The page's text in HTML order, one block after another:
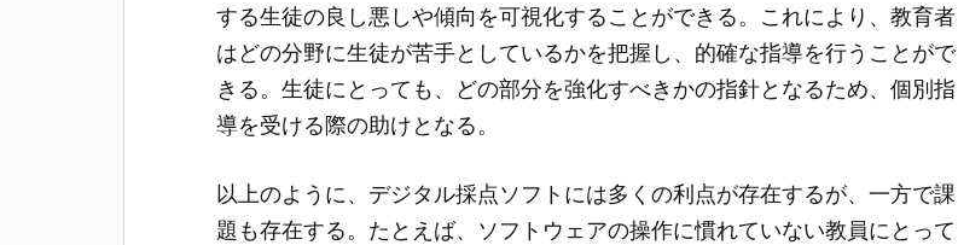
する生徒の良し悪しや傾向を可視化することができる。これにより、教育者
はどの分野に生徒が苦手としているかを把握し、的確な指導を行うことがで
きる。生徒にとっても、どの部分を強化すべきかの指針となるため、個別指
導を受ける際の助けとなる。
以上のように、デジタル採点ソフトには多くの利点が存在するが、一方で課
題も存在する。たとえば、ソフトウェアの操作に慣れていない教員にとって